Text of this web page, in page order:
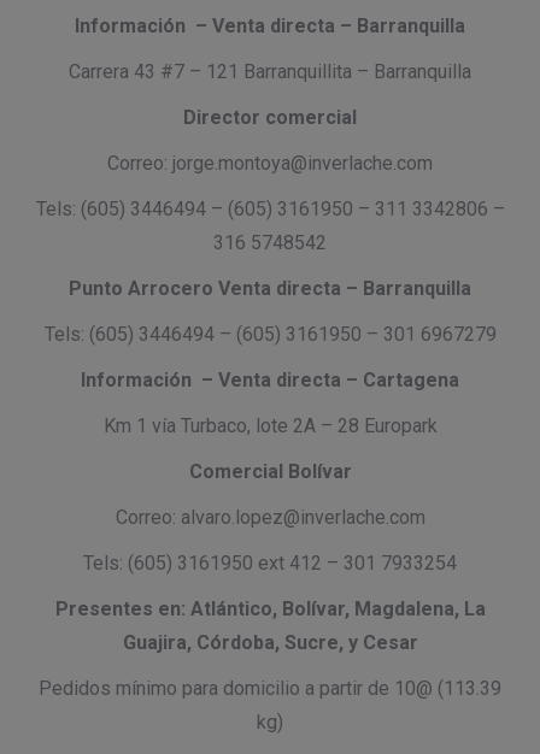
Información – Venta directa – Barranquilla
Carrera 43 #7 – 121 Barranquillita – Barranquilla
Director comercial
Correo: jorge.montoya@inverlache.com
Tels: (605) 3446494 – (605) 3161950 – 311 3342806 –
316 5748542
Punto Arrocero Venta directa – Barranquilla
Tels: (605) 3446494 – (605) 3161950 – 301 6967279
Información – Venta directa – Cartagena
Km 1 vía Turbaco, lote 2A – 28 Europark
Comercial Bolívar
Correo: alvaro.lopez@inverlache.com
Tels: (605) 3161950 ext 412 – 301 7933254
Presentes en: Atlántico, Bolívar, Magdalena, La
Guajira, Córdoba, Sucre, y Cesar
Pedidos mínimo para domicilio a partir de 10@ (113.39
kg)